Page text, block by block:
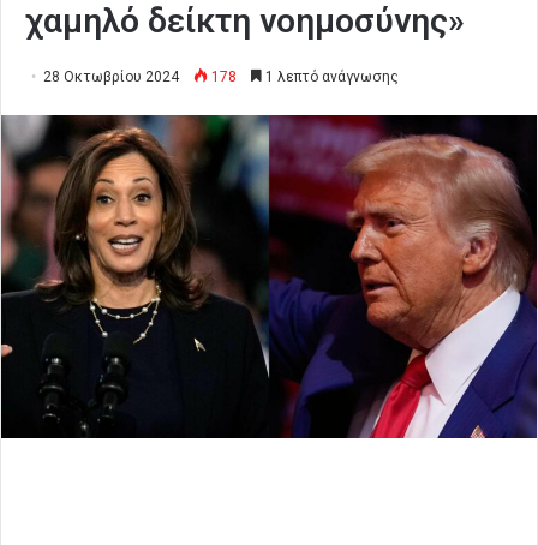
χαμηλό δείκτη νοημοσύνης»
28 Οκτωβρίου 2024 178 1 λεπτό ανάγνωσης